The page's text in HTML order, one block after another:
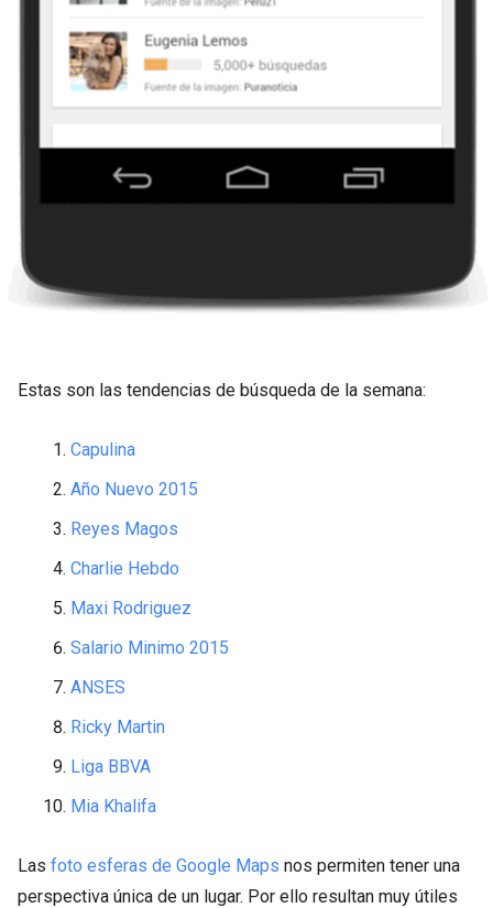
Estas son las tendencias de búsqueda de la semana:
Capulina
Año Nuevo 2015
Reyes Magos
Charlie Hebdo
Maxi Rodriguez
Salario Minimo 2015
ANSES
Ricky Martin
Liga BBVA
Mia Khalifa
Las foto esferas de Google Maps nos permiten tener una
perspectiva única de un lugar. Por ello resultan muy útiles